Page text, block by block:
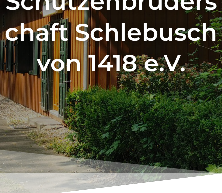
chaft Schlebusch
von 1418 e.V.